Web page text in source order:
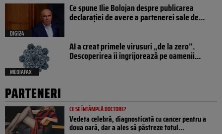
DIGI24
Ce spune Ilie Bolojan despre publicarea
declarației de avere a partenerei sale de...
MEDIAFAX
AI a creat primele virusuri „de la zero”.
Descoperirea îi îngrijorează pe oamenii...
PARTENERI
CE SE ÎNTÂMPLĂ DOCTORE?
Vedeta celebră, diagnosticată cu cancer pentru a
doua oară, dar a ales să păstreze totul...